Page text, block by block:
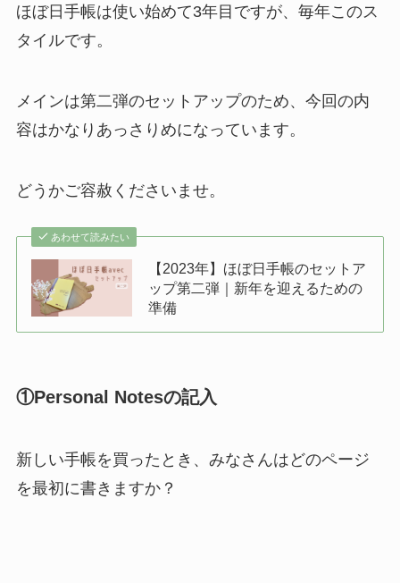
ほぼ日手帳は使い始めて3年目ですが、毎年このス
タイルです。
メインは第二弾のセットアップのため、今回の内
容はかなりあっさりめになっています。
どうかご容赦くださいませ。
あわせて読みたい
【2023年】ほぼ日手帳のセットア
ップ第二弾｜新年を迎えるための
準備
①Personal Notesの記入
新しい手帳を買ったとき、みなさんはどのページ
を最初に書きますか？